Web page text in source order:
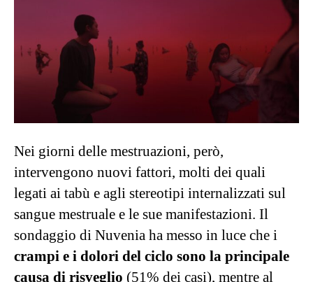
Nei giorni delle mestruazioni, però,
intervengono nuovi fattori, molti dei quali
legati ai tabù e agli stereotipi internalizzati sul
sangue mestruale e le sue manifestazioni. Il
sondaggio di Nuvenia ha messo in luce che i
crampi e i dolori del ciclo sono la principale
causa di risveglio (51% dei casi), mentre al